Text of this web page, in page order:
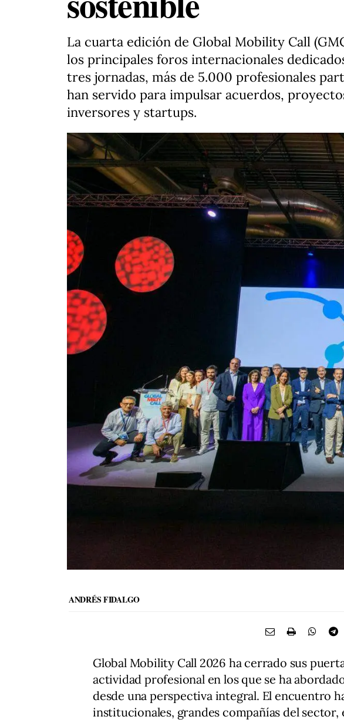
La cuarta edición de Global Mobility Call
los principales foros internacionales
tres jornadas, más de 5.000 profesionales
han servido para impulsar acuerdos,
inversores y startups.
ANDRÉS FIDALGO
Global Mobility Call 2026 ha cerrado sus
actividad profesional en los que se ha
desde una perspectiva integral. El encuentro
institucionales, grandes compañías del